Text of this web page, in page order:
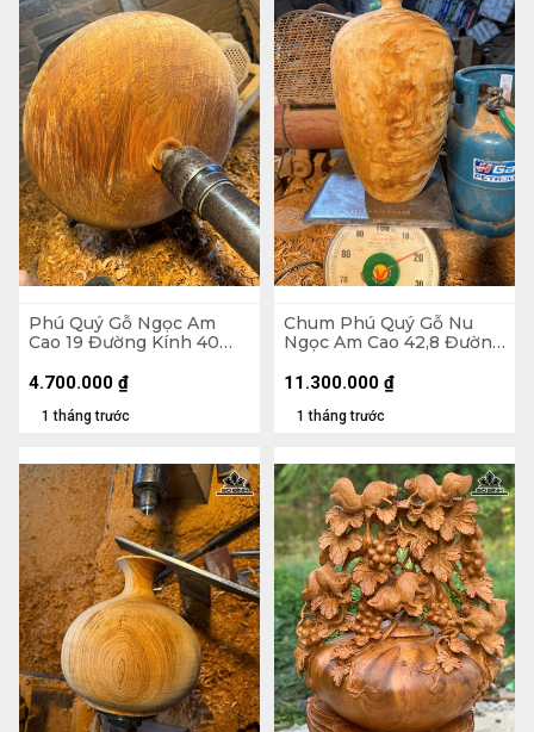
Phú Quý Gỗ Ngọc Am
Cao 19 Đường Kính 40
1 tháng trước
4.700.000 ₫
Chum Phú Quý Gỗ Nu
Ngọc Am Cao 42,8 Đường
1 tháng trước
11.300.000 ₫